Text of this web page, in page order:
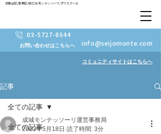
お問い合わせはこちらへ
03-5727-8644
info@seijomonte.com
コミュニティサイトはこちらへ
世田谷区/目黒区/狛江市/モンテッソーリ/プリスクール
記事
全ての記事
全ての記事
成城モンテッソーリ運営事務局
2023年5月18日 読了時間: 3分